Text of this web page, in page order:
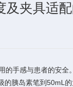
及夹具适
感与患者的安全
胰岛素笔到50mL